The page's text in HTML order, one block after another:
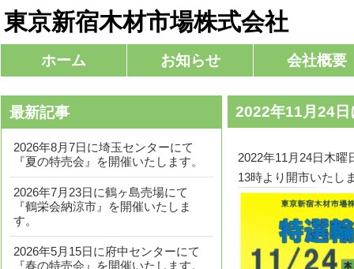
東京新宿木材市場株式会社
メインメニュー
ン
テ
ン
移
動
ホーム お知らせ 会社概要
2022年11月24日
2022年11月24日木
13時より開市いたし
最新記事
2026年8月7日に埼玉センターにて
『夏の特売会』を開催いたします。
2026年7月23日に鶴ヶ島売場にて
『鶴栄会納涼市』を開催いたしま
す。
2026年5月15日に府中センターにて
『春の特売会』を開催いたします。